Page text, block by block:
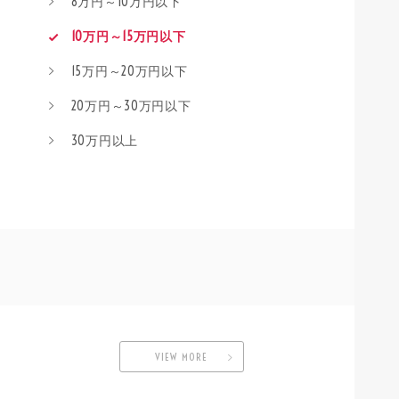
10万円～15万円以下
15万円～20万円以下
20万円～30万円以下
30万円以上
VIEW MORE